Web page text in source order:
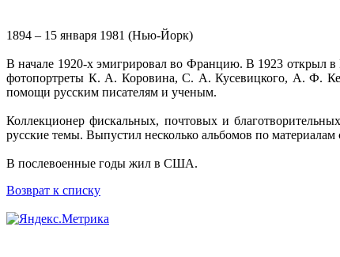
1894 – 15 января 1981 (Нью-Йорк)
В начале 1920-х эмигрировал во Францию. В 1923 открыл
фотопортреты К. А. Коровина, С. А. Кусевицкого, А. Ф.
помощи русским писателям и ученым.
Коллекционер фискальных, почтовых и
русские темы. Выпустил несколько альбомов по
В послевоенные годы жил в США.
Возврат к списку